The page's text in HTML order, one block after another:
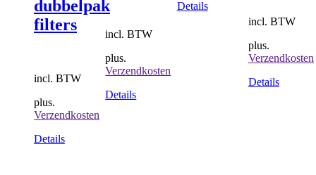
dubbelpak
filters
incl. BTW
plus.
Verzendkosten
DetailsDit
incl. BTW
plus.
Verzendkosten
DetailsDit
Details
incl. BTW
plus.
Verzendkosten
Details